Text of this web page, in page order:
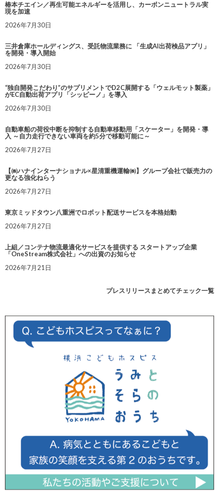
椿本チエイン／再生可能エネルギーを活用し、カーボンニュートラル実
現を加速
2026年7月30日
三井倉庫ホールディングス、受託物流業務に 「生成AI出荷検品アプリ」
を開発・導入開始
2026年7月30日
“独自開発こだわり”のサプリメントでD2C展開する「ウェルモット製薬」
がEC自動出荷アプリ「シッピーノ」を導入
2026年7月30日
自動車船の荷役中断を抑制する自動車移動用「スケーター」を開発・導
入 ～自力走行できない車両を約5分で移動可能に～
2026年7月27日
【㈱ハナインターナショナル×星清重機運輸㈱】グループ会社で販売力の
更なる強化ねらう
2026年7月27日
東京ミッドタウン八重洲でロボット配送サービスを本格始動
2026年7月27日
上組／コンテナ物流最適化サービスを提供する スタートアップ企業
「OneStream株式会社」への出資のお知らせ
2026年7月21日
プレスリリースまとめてチェック一覧